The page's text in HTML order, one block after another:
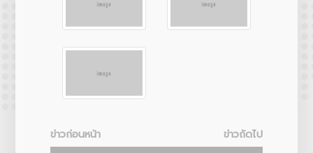
ข่าวก่อนหน้า
ข่าวถัดไป